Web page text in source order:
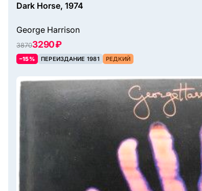
Dark Horse, 1974
George Harrison
38703290 ₽
–15% ПЕРЕИЗДАНИЕ 1981 РЕДКИЙ